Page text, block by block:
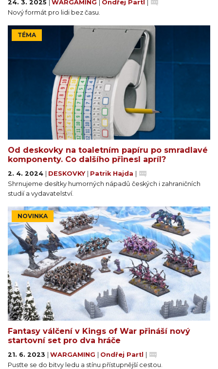
24. 3. 2025 WARGAMING Ondřej Partl
Nový formát pro lidi bez času.
TÉMA
Od deskovky na toaletním papíru po smradlavé
komponenty. Co dalšího přinesl apríl?
2. 4. 2024 DESKOVKY Patrik Hajda
Shrnujeme desítky humorných nápadů českých i zahraničních
studií a vydavatelství.
NOVINKA
Fantasy válčení v Kings of War přináší nový
startovní set pro dva hráče
21. 6. 2023 WARGAMING Ondřej Partl
Pusťte se do bitvy ledu a stínu přístupnější cestou.